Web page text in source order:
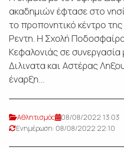
ακαδημιών έφτασε στο
το προπονητικό κέντρο
Ρεντη. Η Σχολή
Κεφαλονιάς σε
Διλινατα και Αστέρας
έναρξη...
Αθλητισμός
08/08/2022 13:03
Ενημέρωση: 08/08/2022 22:10